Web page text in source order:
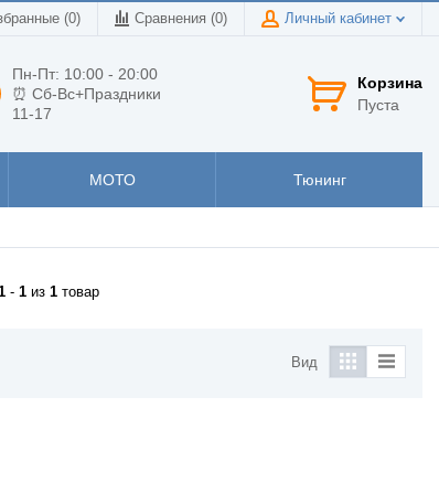
(0) Сравнения (0) Личный кабинет
Пн-Пт: 10:00 - 20:00
⏰ Сб-Вс+Праздники
11-17
Корзина
Пуста
МОТО Тюнинг
- 1 из 1 товар
Вид